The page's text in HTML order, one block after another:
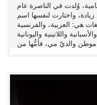
وكاتبة شامية، وُلدت في الناصرة عام
زيادة، واختارت لنفسها اسم
هي: العربية، والفرنسية
واللاتينية واليونانية